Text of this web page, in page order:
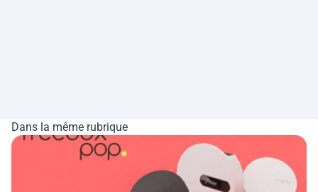
Dans la même rubrique